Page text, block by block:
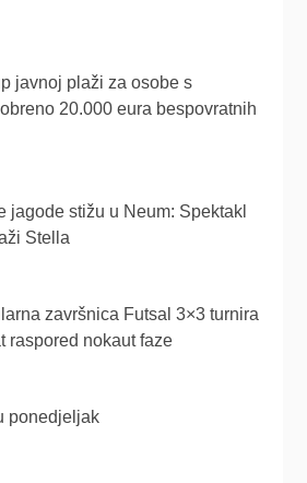
javnoj plaži za osobe s
20.000 eura bespovratnih
jagode stižu u Neum: Spektakl
Stella
završnica Futsal 3×3 turnira
raspored nokaut faze
ponedjeljak